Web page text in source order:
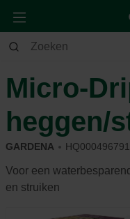
Tuin Bewatering
Micro-
heggen/
GARDENA HQ000496791
Voor een
en struiken